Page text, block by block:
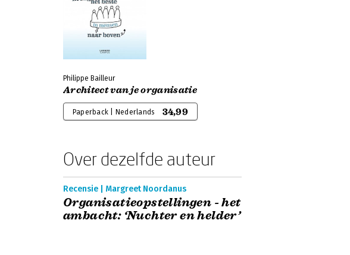
Philippe Bailleur
Architect van je organisatie
Paperback | Nederlands 34,99
Over dezelfde auteur
Recensie | Margreet Noordanus
Organisatieopstellingen - het
ambacht: ‘Nuchter en helder’